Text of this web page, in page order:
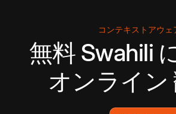
コンテキストアウェ
無料 Swahili
オンライン